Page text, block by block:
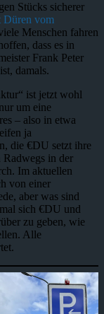
Stücks sicherer
Düren vom
Menschen fahren
dass es in
Frank Peter
damals.
ist jetzt wohl
um eine
– also in etwa
ja
die €DU setzt ihre
Radwegs in der
Im aktuellen
von einer
aber was sind
sich €DU und
zu geben, wie
Alle